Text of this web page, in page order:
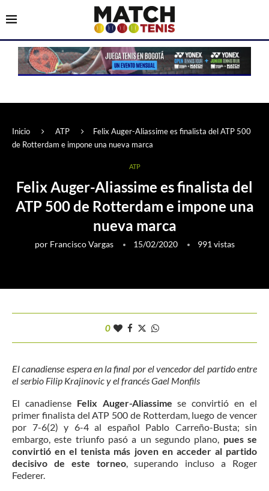
Inicio ATP
Felix Auger-Aliassime es finalista del ATP 500
de Rotterdam e impone una nueva marca
ATP
Felix Auger-Aliassime es finalista del
ATP 500 de Rotterdam e impone una
nueva marca
por Francisco Vargas 15/02/2020 991 vistas
0
El canadiense espera en la final por el vencedor del partido entre
el serbio Filip Krajinovic y el francés Gael Monfils
El canadiense Felix Auger-Aliassime se convirtió en el
primer finalista del ATP 500 de Rotterdam, luego de vencer
por 7-6(2) y 6-4 al español Pablo Carreño-Busta; sin
embargo, este triunfo pasó a un segundo plano, pues se
convirtió en el tenista más joven en acceder al partido
decisivo de este torneo, superando incluso a Roger
Federer.